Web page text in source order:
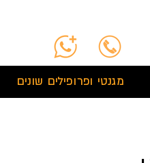
מגנטי ופרופילים שונים